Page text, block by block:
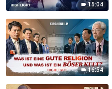
15:04
16:54